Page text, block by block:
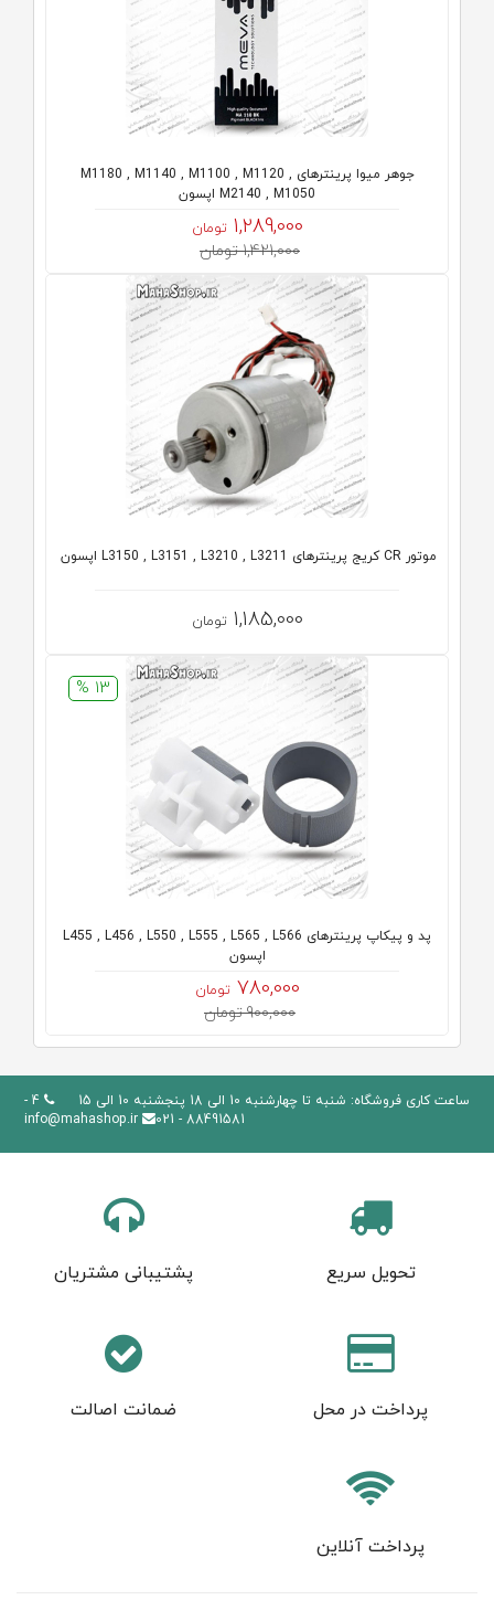
جوهر میوا پرینترهای M1180 , M1140 , M1100 , M1120 ,
M2140 , M1050 اپسون
1,289,000 تومان
1,421,000 تومان
موتور CR کریج پرینترهای L3150 , L3151 , L3210 , L3211 اپسون
1,185,000 تومان
13 %
پد و پیکاپ پرینترهای L455 , L456 , L550 , L555 , L565 , L566
اپسون
780,000 تومان
900,000 تومان
ساعت کاری فروشگاه: شنبه تا چهارشنبه 10 الی 18 پنجشنبه 10 الی 15
4 -
88491581 - 021
info@mahashop.ir
تحویل سریع پشتیبانی مشتریان
پرداخت در محل ضمانت اصالت
پرداخت آنلاین